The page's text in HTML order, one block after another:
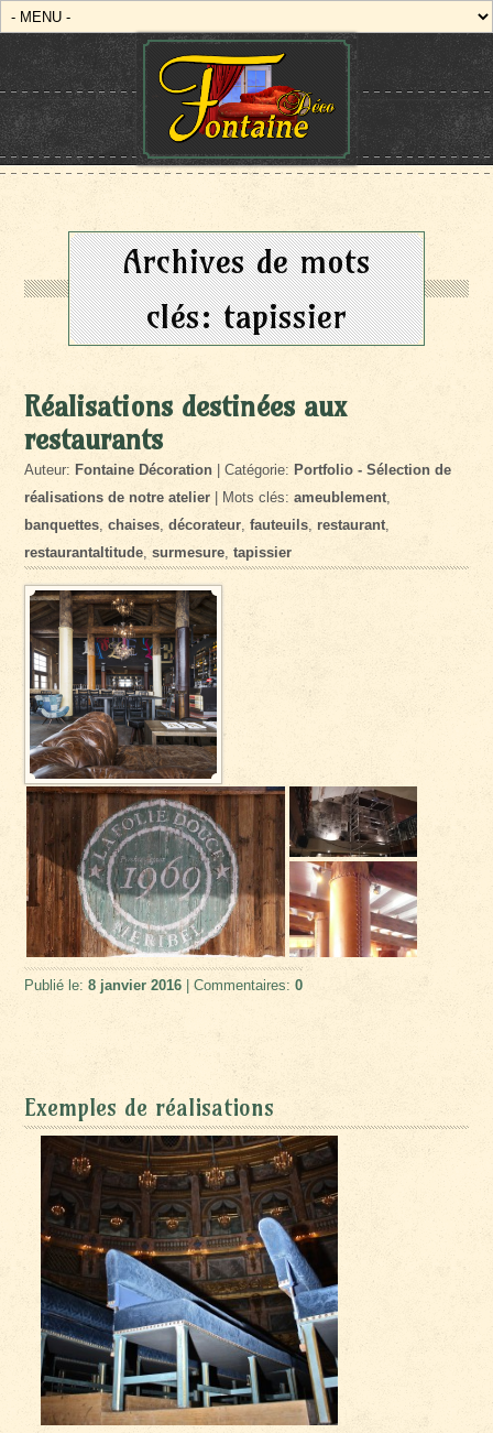
Archives de mots
clés:tapissier
Réalisations destinées aux
restaurants
Auteur: Fontaine Décoration | Catégorie: Portfolio - Sélection de
réalisations de notre atelier | Mots clés:ameublement,
banquettes,chaises,décorateur,fauteuils, restaurant,
restaurantaltitude,surmesure,tapissier
Publié le:8 janvier 2016 | Commentaires:0
Exemples de réalisations